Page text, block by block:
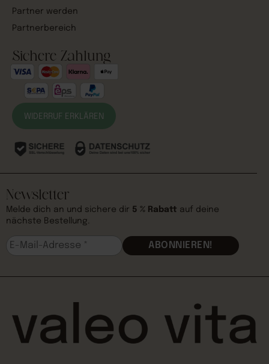
Partner werden
Partnerbereich
Sichere Zahlung
WIDERRUF ERKLÄREN
Newsletter
Melde dich an und sichere dir 5 % Rabatt auf deine
nächste Bestellung.